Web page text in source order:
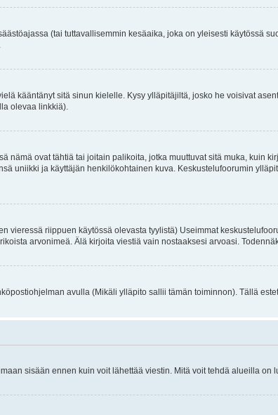
(tai tuttavallisemmin kesäaika, joka on yleisesti käytössä
kääntänyt sitä sinun kielelle. Kysy ylläpitäjiltä, josko he voisivat
olevaa linkkiä).
ovat tähtiä tai joitain palikoita, jotka muuttuvat sitä muka, kuin
uniikki ja käyttäjän henkilökohtainen kuva. Keskustelufoorumin
vieressä riippuen käytössä olevasta tyylistä) Useimmat
arvonimeä. Älä kirjoita viestiä vain nostaaksesi arvoasi.
avulla (Mikäli ylläpito sallii tämän toiminnon). Tällä
sisään ennen kuin voit lähettää viestin. Mitä voit tehdä alueilla on